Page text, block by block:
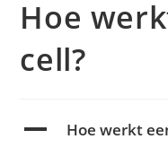
Hoe
cell?
A Hoe werkt